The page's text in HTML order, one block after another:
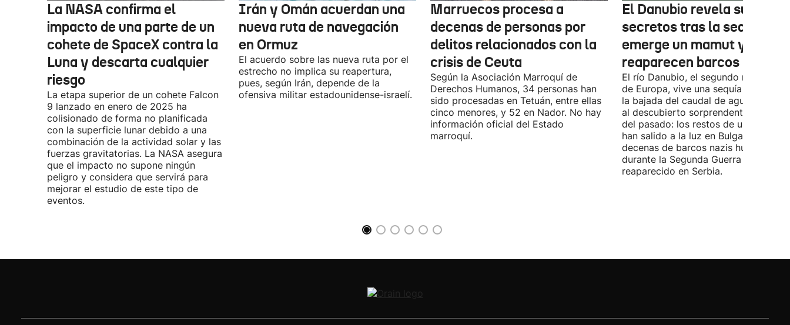
La NASA confirma el
impacto de una parte de un
cohete de SpaceX contra la
Luna y descarta cualquier
riesgo
La etapa superior de un cohete Falcon
9 lanzado en enero de 2025 ha
colisionado de forma no planificada
con la superficie lunar debido a una
combinación de la actividad solar y las
fuerzas gravitatorias. La NASA asegura
que el impacto no supone ningún
peligro y considera que servirá para
mejorar el estudio de este tipo de
eventos.
Irán y Omán acuerdan una
nueva ruta de navegación
en Ormuz
El acuerdo sobre las nueva ruta por el
estrecho no implica su reapertura,
pues, según Irán, depende de la
ofensiva militar estadounidense-israelí.
Marruecos procesa a
decenas de personas por
delitos relacionados con la
crisis de Ceuta
Según la Asociación Marroquí de
Derechos Humanos, 34 personas han
sido procesadas en Tetuán, entre ellas
cinco menores, y 52 en Nador. No hay
información oficial del Estado
marroquí.
El Danubio revela sus
secretos tras la sequía:
emerge un mamut y
reaparecen barcos nazis
El río Danubio, el segundo más largo
de Europa, vive una sequía histórica
la bajada del caudal de agua ha
al descubierto sorprendentes
del pasado: los restos de un mamut
han salido a la luz en Bulgaria y
decenas de barcos nazis hundidos
durante la Segunda Guerra Mundial
reaparecido en Serbia.